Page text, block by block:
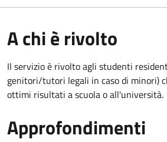
A chi è rivolto
Il servizio è rivolto agli studenti
genitori/tutori legali in caso di minori)
ottimi risultati a scuola o all'università.
Approfondimenti